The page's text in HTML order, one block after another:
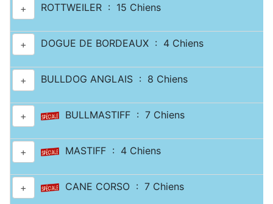
+ ROTTWEILER : 15 Chiens
+ DOGUE DE BORDEAUX : 4 Chiens
+ BULLDOG ANGLAIS : 8 Chiens
+ BULLMASTIFF : 7 Chiens
+ MASTIFF : 4 Chiens
+ CANE CORSO : 7 Chiens